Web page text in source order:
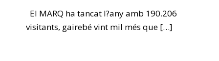
El MARQ ha tancat l?any amb 190.206
visitants, gairebé vint mil més que […]